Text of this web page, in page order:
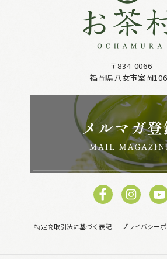
〒834-0066
福岡県八女市室岡
特定商取引法に基づく表記 プライバシー